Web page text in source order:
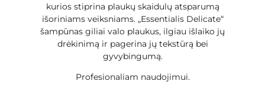
kurios stiprina plaukų skaidulų atsparumą
išoriniams veiksniams. „Essentialis Delicate“
šampūnas giliai valo plaukus, ilgiau išlaiko jų
drėkinimą ir pagerina jų tekstūrą bei
gyvybingumą.
Profesionaliam naudojimui.